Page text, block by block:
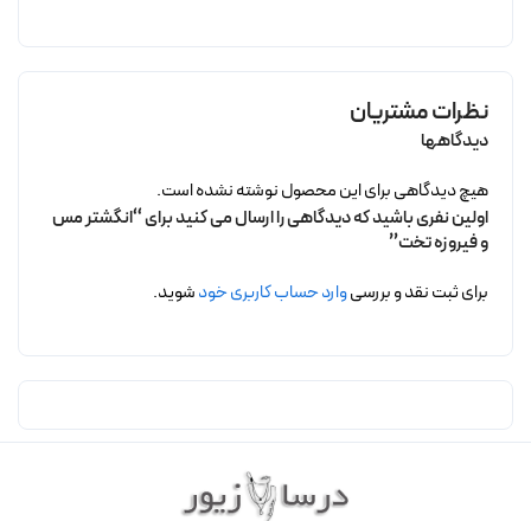
نظرات مشتریان
دیدگاهها
هیچ دیدگاهی برای این محصول نوشته نشده است.
اولین نفری باشید که دیدگاهی را ارسال می کنید برای “انگشتر مس
و فیروزه تخت”
برای ثبت نقد و بررسیوارد حساب کاربری خودشوید.